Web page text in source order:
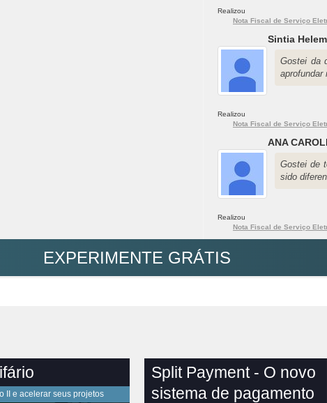
Realizou
Nota Fiscal de Serviço
Sintia
Gostei da
aprofundar
Realizou
Nota Fiscal de Serviço
ANA
Gostei de
sido
Realizou
Nota Fiscal de Serviço
EXPERIMENTE GRÁTIS
II e acelerar seus projetos
Split Payment - O novo
sistema de pagamento